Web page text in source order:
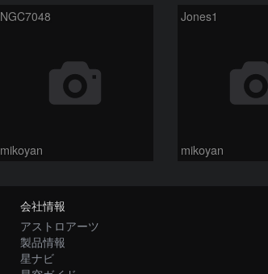
NGC7048
mikoyan
Jones1
mikoyan
会社情報
アストロアーツ
製品情報
星ナビ